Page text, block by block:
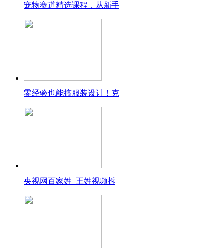
宠物赛道精选课程，从新手
零经验也能搞服装设计！克
央视网百家姓–王姓视频拆